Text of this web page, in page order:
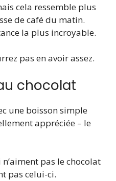
cela ressemble plus
de café du matin.
la plus incroyable.
pas en avoir assez.
chocolat
une boisson simple
appréciée – le
pas le chocolat
pas celui-ci.